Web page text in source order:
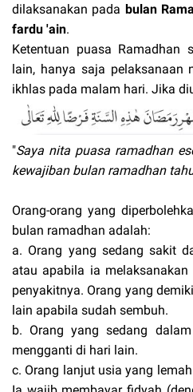
dilaksanakan pada bulan
fardu 'ain.
Ketentuan puasa Ramadhan
lain, hanya saja pelaksanaan
ikhlas pada malam hari. Jika
"Saya nita puasa ramadhan
kewajiban bulan ramadhan
Orang-orang yang
bulan ramadhan adalah:
a. Orang yang sedang sakit
atau apabila ia
penyakitnya. Orang yang
lain apabila sudah sembuh.
b. Orang yang sedang
mengganti di hari lain.
c. Orang lanjut usia yang